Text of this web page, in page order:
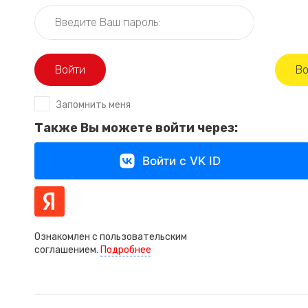
Запомнить меня
Войти
Также Вы можете войти через:
Войти с VK ID
Ознакомлен с пользовательским
соглашением. Подробнее